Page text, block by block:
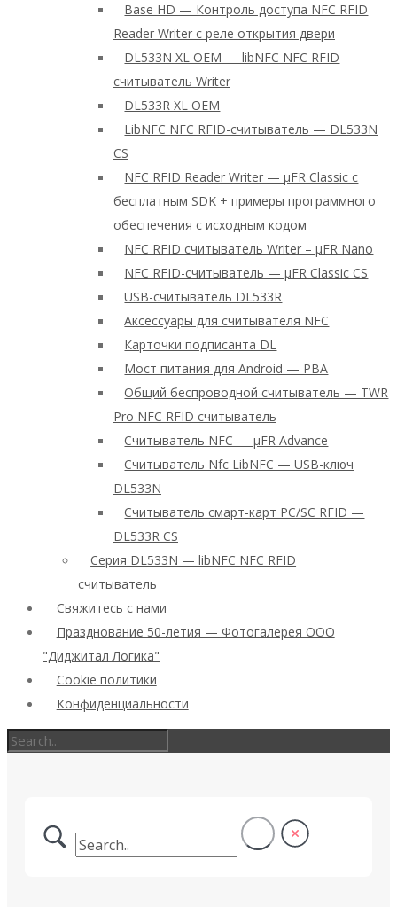
Base HD — Контроль доступа NFC RFID
Reader Writer с реле открытия двери
DL533N XL OEM — libNFC NFC RFID
считыватель Writer
DL533R XL OEM
LibNFC NFC RFID-считыватель — DL533N
CS
NFC RFID Reader Writer — μFR Classic с
бесплатным SDK + примеры программного
обеспечения с исходным кодом
NFC RFID считыватель Writer – μFR Nano
NFC RFID-считыватель — μFR Classic CS
USB-считыватель DL533R
Аксессуары для считывателя NFC
Карточки подписанта DL
Мост питания для Android — PBA
Общий беспроводной считыватель — TWR
Pro NFC RFID считыватель
Считыватель NFC — μFR Advance
Считыватель Nfc LibNFC — USB-ключ
DL533N
Считыватель смарт-карт PC/SC RFID —
DL533R CS
Серия DL533N — libNFC NFC RFID
считыватель
Свяжитесь с нами
Празднование 50-летия — Фотогалерея ООО
"Диджитал Логика"
Cookie политики
Конфиденциальности